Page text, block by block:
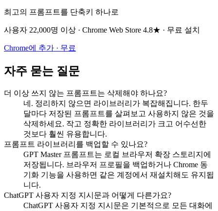
최고의 프롬프트를 단축키 하나로
사용자 22,000명 이상 · Chrome Web Store 4.8★ · 무료 설치
Chrome에 추가 · 무료
자주 묻는 질문
더 이상 쓰지 않는 프롬프트는 삭제해야 하나요?
네. 정리하지 않으면 라이브러리가 복잡해집니다. 한두
달마다 저장된 프롬프트를 살펴보고 사용하지 않은 것을
삭제하세요. 작고 정확한 라이브러리가 크고 어수선한
것보다 훨씬 유용합니다.
프롬프트 라이브러리를 백업할 수 있나요?
GPT Master 프롬프트는 로컬 브라우저 확장 스토리지에
저장됩니다. 브라우저 프로필을 백업하거나 Chrome 동
기화 기능을 사용하면 같은 계정에서 재설치해도 유지됩
니다.
ChatGPT 사용자 지정 지시문과 어떻게 다른가요?
ChatGPT 사용자 지정 지시문은 기본적으로 모든 대화에